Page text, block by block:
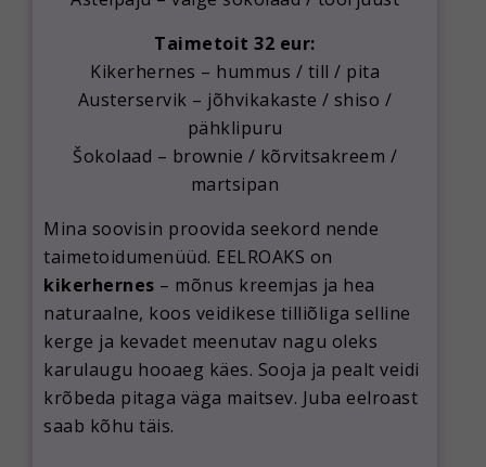
Taimetoit 32 eur:
Kikerhernes – hummus / till / pita
Austerservik – jõhvikakaste / shiso /
pähklipuru
Šokolaad – brownie / kõrvitsakreem /
martsipan
Mina soovisin proovida seekord nende
taimetoidumenüüd. EELROAKS on
kikerhernes – mõnus kreemjas ja hea
naturaalne, koos veidikese tilliõliga selline
kerge ja kevadet meenutav nagu oleks
karulaugu hooaeg käes. Sooja ja pealt veidi
krõbeda pitaga väga maitsev. Juba eelroast
saab kõhu täis.